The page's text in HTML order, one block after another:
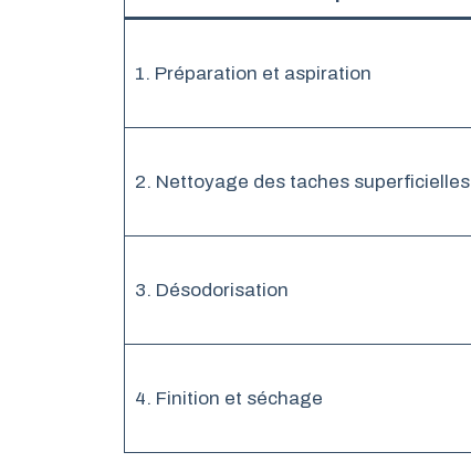
1. Préparation et aspiration
2. Nettoyage des taches superficielles
3. Désodorisation
4. Finition et séchage